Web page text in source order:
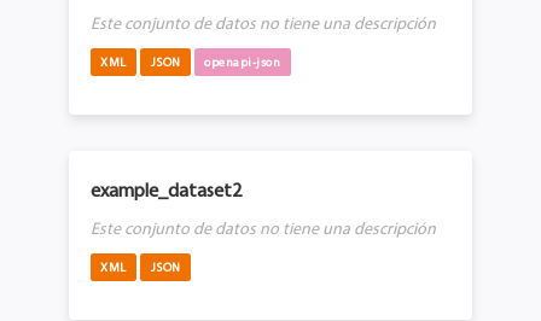
Este conjunto de datos no tiene una descripción
XML JSON openapi-json
example_dataset2
Este conjunto de datos no tiene una descripción
XML JSON